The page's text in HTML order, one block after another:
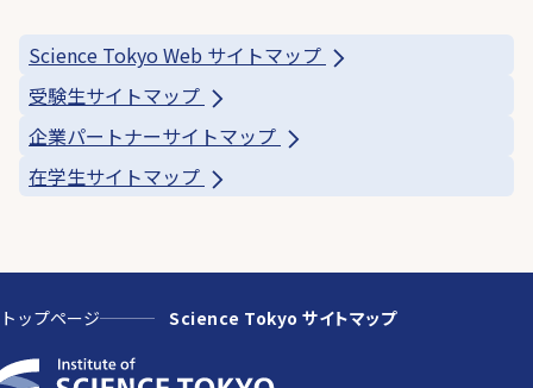
Science Tokyo Web サイトマップ
受験生サイトマップ
企業パートナーサイトマップ
在学生サイトマップ
トップページ Science Tokyo サイトマップ